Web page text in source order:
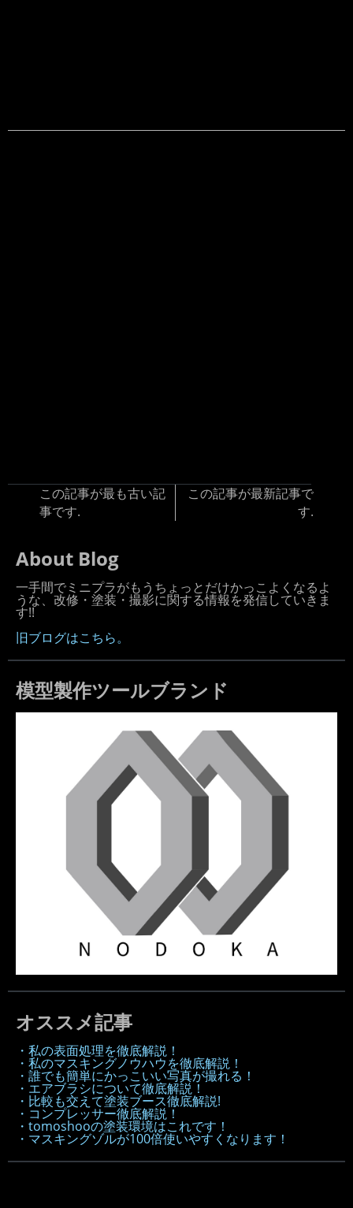
この記事が最も古い記
事です.
この記事が最新記事で
す.
About Blog
一手間でミニプラがもうちょっとだけかっこよくなるよ
うな、改修・塗装・撮影に関する情報を発信していきま
す!!
旧ブログはこちら。
模型製作ツールブランド
オススメ記事
・私の表面処理を徹底解説！
・私のマスキングノウハウを徹底解説！
・誰でも簡単にかっこいい写真が撮れる！
・エアブラシについて徹底解説！
・比較も交えて塗装ブース徹底解説!
・コンプレッサー徹底解説！
・tomoshooの塗装環境はこれです！
・マスキングゾルが100倍使いやすくなります！